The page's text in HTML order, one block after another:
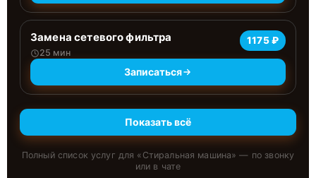
Замена сетевого фильтра
25 мин
1175 ₽
Записаться
Показать всё
Полный список услуг для « Стиральная машина» — по звонку
или в чате